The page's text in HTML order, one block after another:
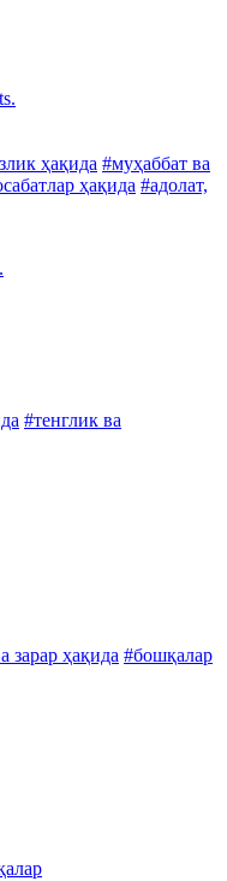
ҳақида #муҳаббат ва
ҳақида #адолат,
#тенглик ва
зарар ҳақида #бошқалар